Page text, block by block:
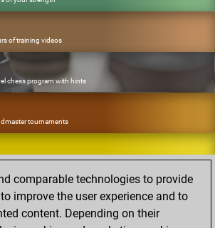
of training videos
chess program with hints
tournaments
your openings
comparable technologies to provide
improve the user experience and to
content. Depending on their